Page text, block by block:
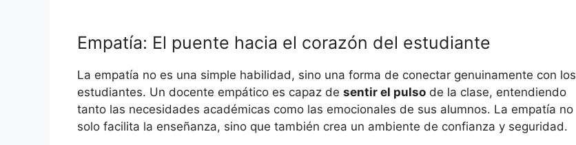
Empatía: El puente hacia el corazón del estudiante
La empatía no es una simple habilidad, sino una forma de conectar genuinamente con los
estudiantes. Un docente empático es capaz de sentir el pulso de la clase, entendiendo
tanto las necesidades académicas como las emocionales de sus alumnos. La empatía no
solo facilita la enseñanza, sino que también crea un ambiente de confianza y seguridad.